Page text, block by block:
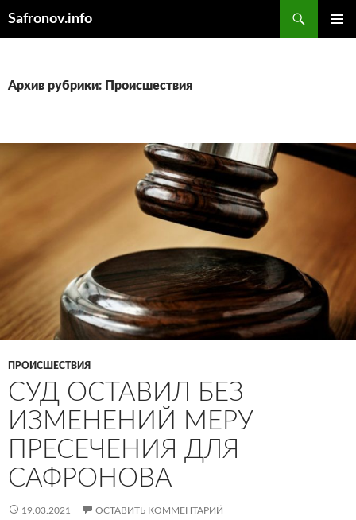
Safronov.info
Архив рубрики: Происшествия
ПРОИСШЕСТВИЯ
СУД ОСТАВИЛ БЕЗ
ИЗМЕНЕНИЙ МЕРУ
ПРЕСЕЧЕНИЯ ДЛЯ
САФРОНОВА
19.03.2021 ОСТАВИТЬ КОММЕНТАРИЙ